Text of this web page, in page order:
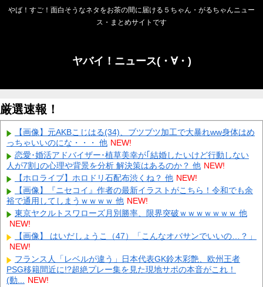
やば！すご！面白そうなネタをお茶の間に届ける５ちゃん・がるちゃんニュー
ス・まとめサイトです
ヤバイ！ニュース(・∀・)
厳選速報！
【画像】元AKBこじはる(34)、ブツブツ加工で大暴れww身体はめ
っちゃいいのにな・・・ 他 NEW!
恋愛･婚活アドバイザー･植草美幸が｢結婚したいけど行動しない
人が7割｣の心理や背景を分析 解決策はあるのか？ 他 NEW!
【ホロライブ】ホロドリ石配布渋くね？ 他 NEW!
【画像】『ニセコイ』作者の最新イラストがこちら！令和でも余
裕で通用してしまうｗｗｗｗ 他 NEW!
東京ヤクルトスワローズ月別勝率、限界突破ｗｗｗｗｗｗｗ 他
NEW!
【画像】 はいだしょうこ（47）「こんなオバサンでいいの…？」
NEW!
フランス人「レベルが違う」日本代表GK鈴木彩艶、欧州王者
PSG移籍間近に!?超絶プレー集を見た現地サポの本音がこれ！
(動... NEW!